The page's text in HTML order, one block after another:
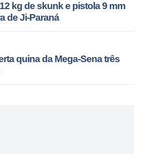
kg de skunk e pistola 9 mm
de Ji-Paraná
quina da Mega-Sena três